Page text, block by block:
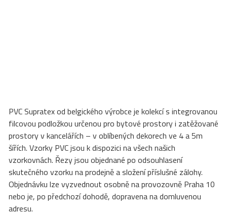
PVC Supratex od belgického výrobce je kolekcí s integrovanou
filcovou podložkou určenou pro bytové prostory i zatěžované
prostory v kancelářích – v oblíbených dekorech ve 4 a 5m
šířích. Vzorky PVC jsou k dispozici na všech našich
vzorkovnách. Řezy jsou objednané po odsouhlasení
skutečného vzorku na prodejně a složení příslušné zálohy.
Objednávku lze vyzvednout osobně na provozovně Praha 10
nebo je, po předchozí dohodě, dopravena na domluvenou
adresu.